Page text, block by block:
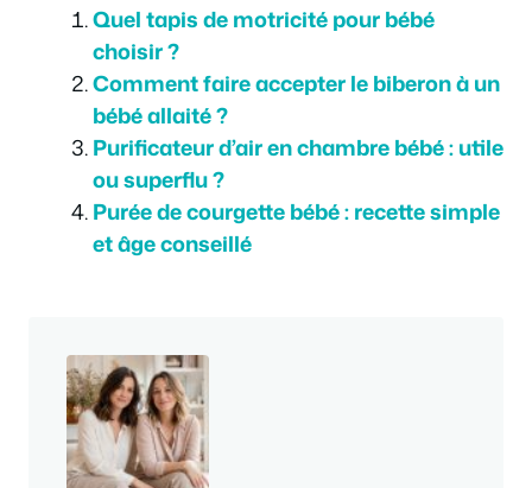
Quel tapis de motricité pour bébé
choisir ?
Comment faire accepter le biberon à un
bébé allaité ?
Purificateur d’air en chambre bébé : utile
ou superflu ?
Purée de courgette bébé : recette simple
et âge conseillé